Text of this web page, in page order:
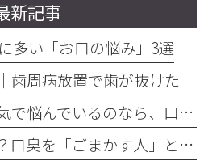
新記事
多い「お口の悩み」3選
歯周病放置で歯が抜けた
口臭があることに本気で悩んでいるのなら、口臭を本気で治そう
ガムやアメは逆効果？口臭を「ごまかす人」と「治す人」の決定的な違い